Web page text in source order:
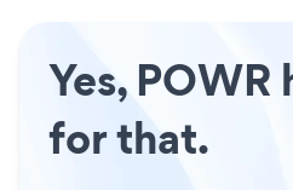
Yes, POWR
for that.